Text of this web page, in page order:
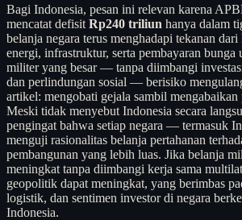
Bagi Indonesia, pesan ini relevan karena
mencatat defisit Rp240 triliun hanya dalam
belanja negara terus menghadapi tekanan
energi, infrastruktur, serta pembayaran bunga
militer yang besar — tanpa diimbangi
dan perlindungan sosial — berisiko
artikel: mengobati gejala sambil mengabaikan
Meski tidak menyebut Indonesia secara
pengingat bahwa setiap negara — termasuk
menguji rasionalitas belanja pertahanan
pembangunan yang lebih luas. Jika belanja
meningkat tanpa diimbangi kerja sama
geopolitik dapat meningkat, yang berimbas
logistik, dan sentimen investor di negara
Indonesia.